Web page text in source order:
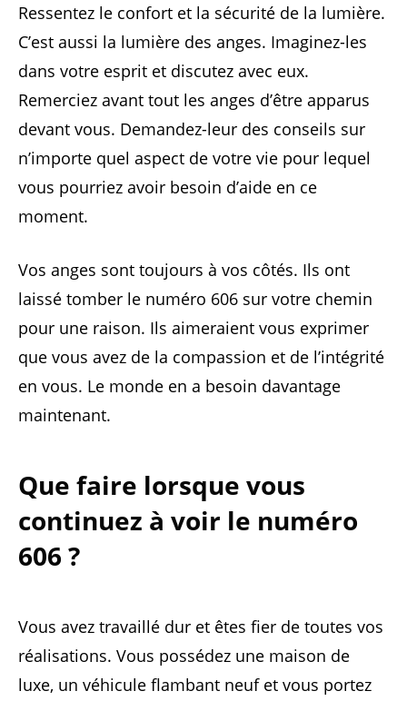
Ressentez le confort et la sécurité de la lumière.
C’est aussi la lumière des anges. Imaginez-les
dans votre esprit et discutez avec eux.
Remerciez avant tout les anges d’être apparus
devant vous. Demandez-leur des conseils sur
n’importe quel aspect de votre vie pour lequel
vous pourriez avoir besoin d’aide en ce
moment.
Vos anges sont toujours à vos côtés. Ils ont
laissé tomber le numéro 606 sur votre chemin
pour une raison. Ils aimeraient vous exprimer
que vous avez de la compassion et de l’intégrité
en vous. Le monde en a besoin davantage
maintenant.
Que faire lorsque vous
continuez à voir le numéro
606 ?
Vous avez travaillé dur et êtes fier de toutes vos
réalisations. Vous possédez une maison de
luxe, un véhicule flambant neuf et vous portez